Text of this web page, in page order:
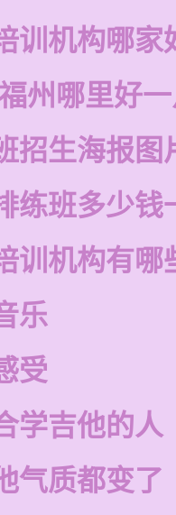
训机构哪家
州哪里好
招生海报图
练班多少钱
训机构有哪
乐
受
学吉他的人
气质都变了